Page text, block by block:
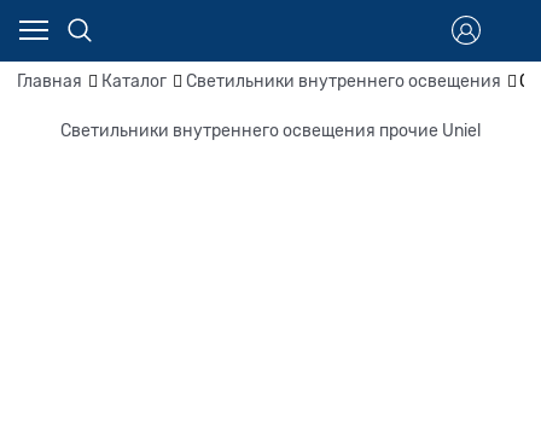
Главная Каталог Светильники внутреннего освещения
Светильники внутреннего освещения прочие Uniel